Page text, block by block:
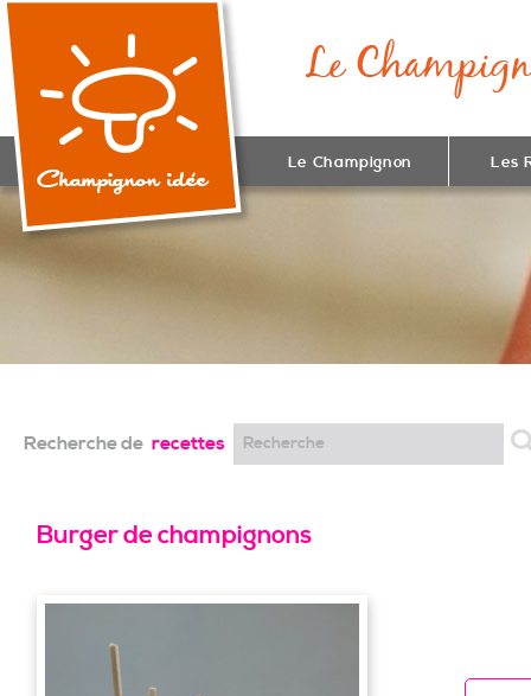
Les
Le Champignon
Recherche de recettes
Burger de champignons